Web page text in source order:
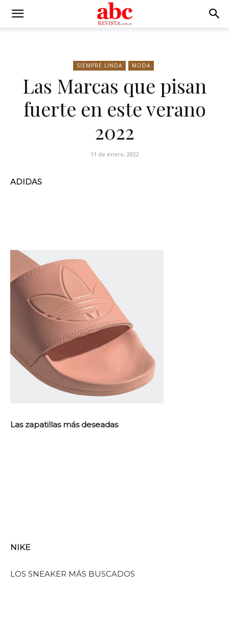
SIEMPRE LINDA MODA
Las Marcas que pisan
fuerte en este verano
2022
11 de enero, 2022
ADIDAS
Las zapatillas más deseadas
NIKE
LOS SNEAKER MÁS BUSCADOS